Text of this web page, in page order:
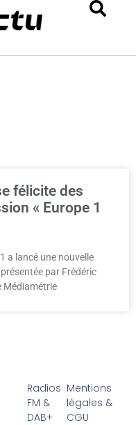
félicite des
« Europe 1
a lancé une nouvelle
par Frédéric
Médiamétrie
Radios
FM &
DAB+
Mentions
légales &
CGU